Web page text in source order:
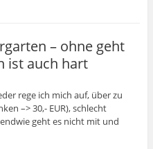
– ohne geht
ist auch hart
rege ich mich auf, über zu
–> 30,- EUR), schlecht
geht es nicht mit und